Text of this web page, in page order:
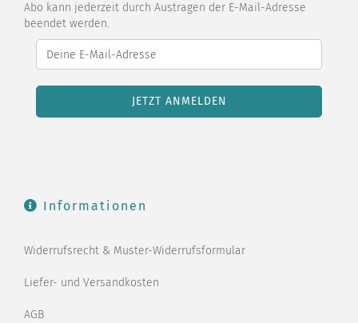
Abo kann jederzeit durch Austragen der E-Mail-Adresse
beendet werden.
Informationen
Widerrufsrecht & Muster-Widerrufsformular
Liefer- und Versandkosten
AGB